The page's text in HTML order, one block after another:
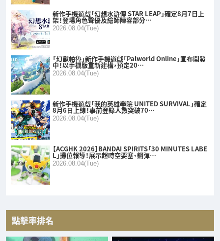
新作手機遊戲「幻想水滸傳 STAR LEAP」確定8月7日上
架！登場角色聲優及繪師陣容部分…
2026.08.04(Tue)
「幻獸帕魯」新作手機遊戲「Palworld Online」宣布開發
中！以手機版重新建構，預定20…
2026.08.04(Tue)
新作手機遊戲「我的英雄學院 UNITED SURVIVAL」確定
8月6日上線！事前登錄人數突破70…
2026.08.04(Tue)
【ACGHK 2026】BANDAI SPIRITS「30 MINUTES LABE
L」攤位報導！展示超時空要塞、鋼彈…
2026.08.04(Tue)
點擊率排名